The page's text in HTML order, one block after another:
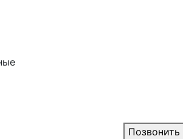
Позвонить